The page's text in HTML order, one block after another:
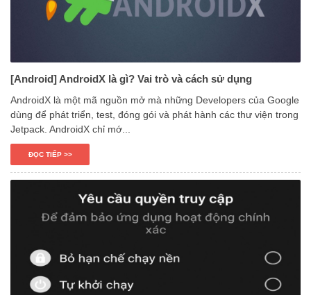
[Android] AndroidX là gì? Vai trò và cách sử dụng
AndroidX là một mã nguồn mở mà những Developers của Google
dùng để phát triển, test, đóng gói và phát hành các thư viện trong
Jetpack. AndroidX chỉ mớ...
ĐỌC TIẾP >>